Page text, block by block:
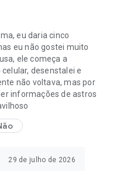
eu daria cinco
eu não gostei muito
ele começa a
desenstalei e
não voltava, mas por
informações de astros
29 de julho de 2026